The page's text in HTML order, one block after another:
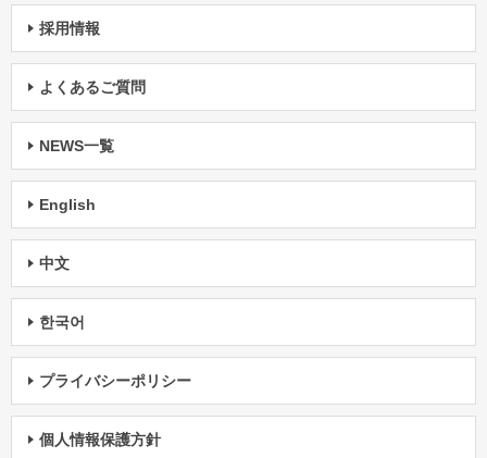
採用情報
よくあるご質問
NEWS一覧
English
中文
한국어
プライバシーポリシー
個人情報保護方針